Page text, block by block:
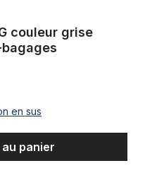
couleur grise
en sus
panier